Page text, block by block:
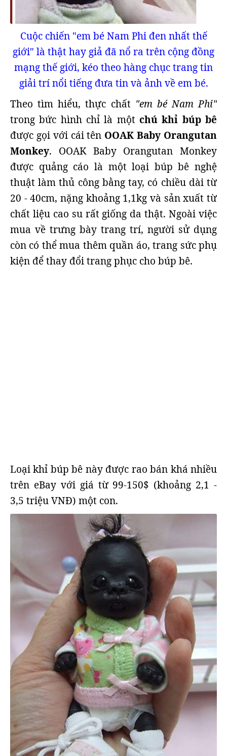
Cuộc chiến "em bé Nam Phi đen nhất thế
giới" là thật hay giả đã nổ ra trên cộng đồng
mạng thế giới, kéo theo hàng chục trang tin
giải trí nổi tiếng đưa tin và ảnh về em bé.
Theo tìm hiểu, thực chất "em bé Nam Phi"
trong bức hình chỉ là một chú khỉ búp bê
được gọi với cái tên OOAK Baby Orangutan
Monkey. OOAK Baby Orangutan Monkey
được quảng cáo là một loại búp bê nghệ
thuật làm thủ công bằng tay, có chiều dài từ
20 - 40cm, nặng khoảng 1,1kg và sản xuất từ
chất liệu cao su rất giống da thật. Ngoài việc
mua về trưng bày trang trí, người sử dụng
còn có thể mua thêm quần áo, trang sức phụ
kiện để thay đổi trang phục cho búp bê.
Loại khỉ búp bê này được rao bán khá nhiều
trên eBay với giá từ 99-150$ (khoảng 2,1 -
3,5 triệu VNĐ) một con.